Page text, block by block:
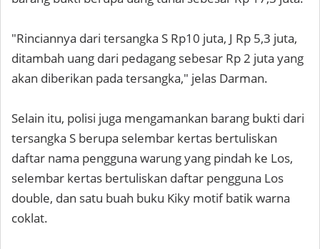
"Rinciannya dari tersangka S Rp10 juta, J Rp 5,3 juta,
ditambah uang dari pedagang sebesar Rp 2 juta yang
akan diberikan pada tersangka," jelas Darman.
Selain itu, polisi juga mengamankan barang bukti dari
tersangka S berupa selembar kertas bertuliskan
daftar nama pengguna warung yang pindah ke Los,
selembar kertas bertuliskan daftar pengguna Los
double, dan satu buah buku Kiky motif batik warna
coklat.